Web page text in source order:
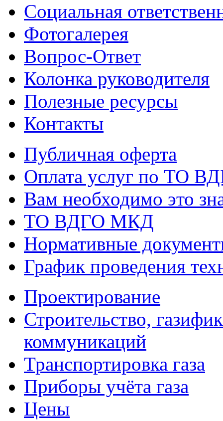
Социальная
Фотогалерея
Вопрос-Ответ
Колонка руководителя
Полезные ресурсы
Контакты
Публичная оферта
Оплата услуг по ТО
Вам необходимо это
ТО ВДГО МКД
Нормативные
График проведения
Проектирование
Строительство,
коммуникаций
Транспортировка газа
Приборы учёта газа
Цены